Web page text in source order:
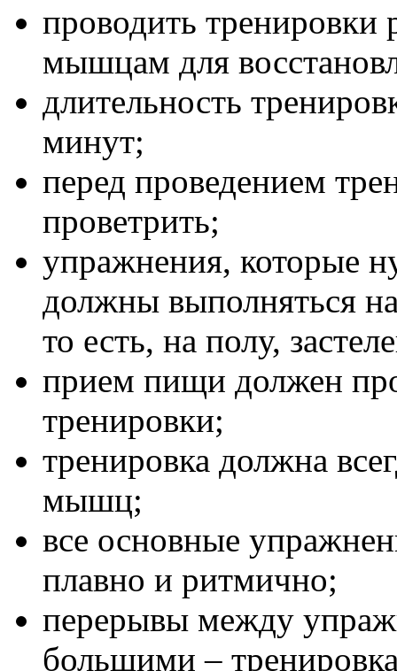
проводить тренировки
мышцам для
длительность
минут;
перед проведением
проветрить;
упражнения, которые
должны выполняться
то есть, на полу,
прием пищи должен
тренировки;
тренировка должна
мышц;
все основные
плавно и ритмично;
перерывы между
большими –